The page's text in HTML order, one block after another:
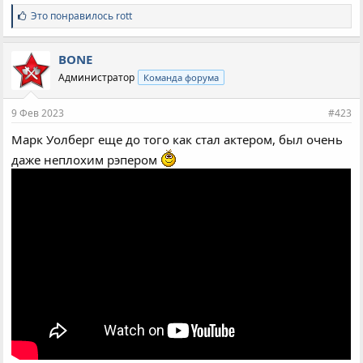
С
и
м
п
а
т
и
:
Это понравилось rott
BONE
Администратор Команда форума
9 Фев 2023 #423
Марк Уолберг еще до того как стал актером, был очень
даже неплохим рэпером